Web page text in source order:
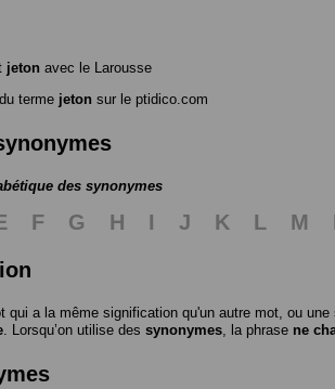
jeton avec le Larousse
terme jeton sur le ptidico.com
des synonymes
F G H I J K L M
qui a la même signification qu'un autre mot, ou
. Lorsqu’on utilise des synonymes , la phrase ne